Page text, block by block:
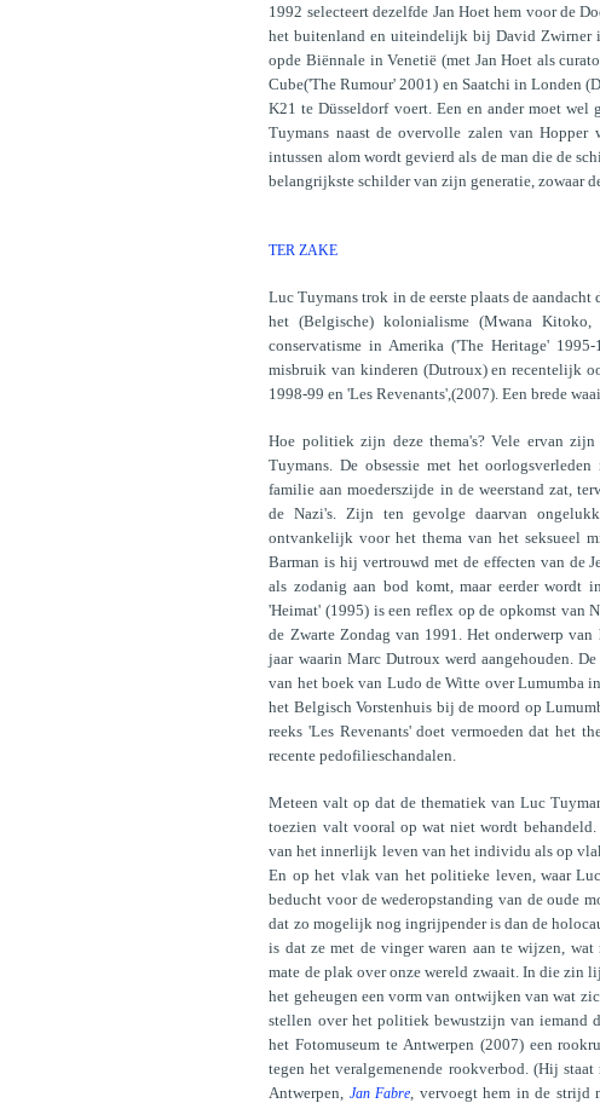
1992 selecteert dezelfde Jan Hoet hem voor de
het buitenland en uiteindelijk bij David Zwirner
opde Biënnale in Venetië (met Jan Hoet als
Cube('The Rumour' 2001) en Saatchi in Londen
K21 te Düsseldorf voert. Een en ander moet
Tuymans naast de overvolle zalen van
intussen alom wordt gevierd als de man die de
belangrijkste schilder van zijn generatie, zowaar
TER ZAKE
Luc Tuymans trok in de eerste plaats de
het (Belgische) kolonialisme (Mwana
conservatisme in Amerika ('The Heritage'
misbruik van kinderen (Dutroux) en recentelijk
1998-99 en 'Les Revenants',(2007). Een brede
Hoe politiek zijn deze thema's? Vele ervan
Tuymans. De obsessie met het
familie aan moederszijde in de weerstand zat,
de Nazi's. Zijn ten gevolge daarvan
ontvankelijk voor het thema van het seksueel
Barman is hij vertrouwd met de effecten van de
als zodanig aan bod komt, maar eerder wordt
'Heimat' (1995) is een reflex op de opkomst van
de Zwarte Zondag van 1991. Het onderwerp
jaar waarin Marc Dutroux werd aangehouden.
van het boek van Ludo de Witte over Lumumba
het Belgisch Vorstenhuis bij de moord op
reeks 'Les Revenants' doet vermoeden dat het
recente pedofilieschandalen.
Meteen valt op dat de thematiek van Luc
toezien valt vooral op wat niet wordt
van het innerlijk leven van het individu als op
En op het vlak van het politieke leven, waar
beducht voor de wederopstanding van de oude
dat zo mogelijk nog ingrijpender is dan de
is dat ze met de vinger waren aan te wijzen,
mate de plak over onze wereld zwaait. In die zin
het geheugen een vorm van ontwijken van wat
stellen over het politiek bewustzijn van iemand
het Fotomuseum te Antwerpen (2007) een
tegen het veralgemenende rookverbod. (Hij
Antwerpen, Jan Fabre, vervoegt hem in de strijd